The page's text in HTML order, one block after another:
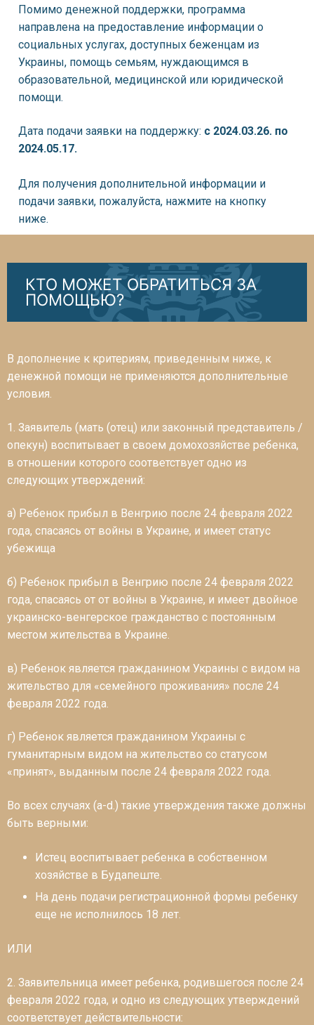
Помимо денежной поддержки, программа
направлена на предоставление информации о
социальных услугах, доступных беженцам из
Украины, помощь семьям, нуждающимся в
образовательной, медицинской или юридической
помощи.
Дата подачи заявки на поддержку: с 2024.03.26. по
2024.05.17.
Для получения дополнительной информации и
подачи заявки, пожалуйста, нажмите на кнопку
ниже.
КТО МОЖЕТ ОБРАТИТЬСЯ ЗА
ПОМОЩЬЮ?
В дополнение к критериям, приведенным ниже, к
денежной помощи не применяются дополнительные
условия.
1. Заявитель (мать (отец) или законный представитель /
опекун) воспитывает в своем домохозяйстве ребенка,
в отношении которого соответствует одно из
следующих утверждений:
a) Ребенок прибыл в Венгрию после 24 февраля 2022
года, спасаясь от войны в Украине, и имеет статус
убежища
б) Ребенок прибыл в Венгрию после 24 февраля 2022
года, спасаясь от от войны в Украине, и имеет двойное
украинско-венгерское гражданство с постоянным
местом жительства в Украине.
в) Ребенок является гражданином Украины с видом на
жительство для «семейного проживания» после 24
февраля 2022 года.
г) Ребенок является гражданином Украины с
гуманитарным видом на жительство со статусом
«принят», выданным после 24 февраля 2022 года.
Во всех случаях (a-d.) такие утверждения также должны
быть верными:
Истец воспитывает ребенка в собственном
хозяйстве в Будапеште.
На день подачи регистрационной формы ребенку
еще не исполнилось 18 лет.
ИЛИ
2. Заявительница имеет ребенка, родившегося после 24
февраля 2022 года, и одно из следующих утверждений
соответствует действительности: